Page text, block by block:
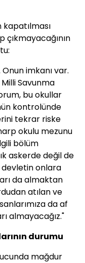
çıkmayacağının
imkanı var.
Milli Savunma
bu okullar
kontrolünde
tekrar riske
okulu mezunu
bölüm
askerde değil de
devletin onlara
da almaktan
atılan ve
da af
almayacağız."
durumu
mağdur